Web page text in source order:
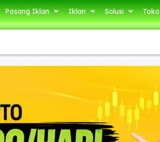
Pasang Iklan Iklan Solusi Toko